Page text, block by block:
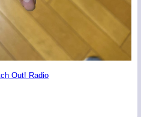
Out! Radio